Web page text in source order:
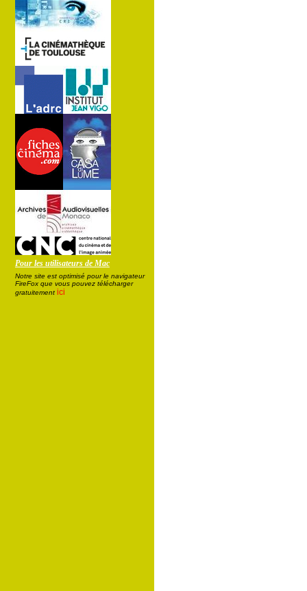
Pour les utilisateurs de Mac
Notre site est optimisé pour le navigateur
FireFox que vous pouvez télécharger
gratuitement ici